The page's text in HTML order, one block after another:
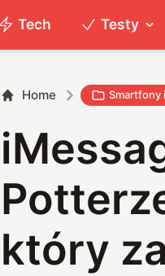
Tech Testy
Home Smartfony
który